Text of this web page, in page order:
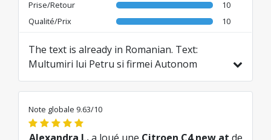
Prise/Retour
10
Qualité/Prix
10
The text is already in Romanian. Text:
Multumiri lui Petru si firmei Autonom
pentru serviciile impecabile.
Traduit de EN par AI
Note globale 9.63/10
Alexandra L.a loué une Citroen C4 new at de